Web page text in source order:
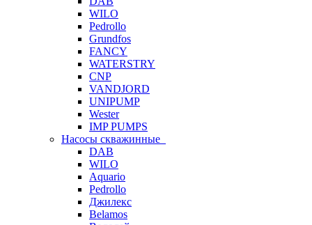
WILO
Pedrollo
Grundfos
FANCY
WATERSTRY
CNP
VANDJORD
UNIPUMP
Wester
IMP PUMPS
Насосы скважинные
DAB
WILO
Aquario
Pedrollo
Джилекс
Belamos